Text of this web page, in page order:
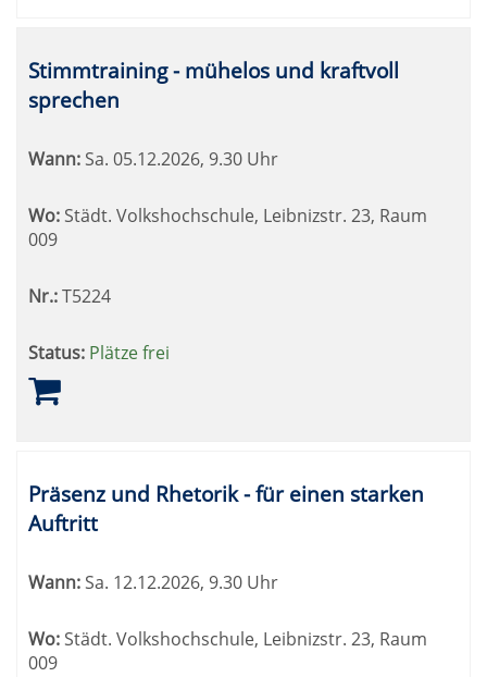
Stimmtraining - mühelos und kraftvoll
sprechen
Wann: Sa. 05.12.2026, 9.30 Uhr
Wo: Städt. Volkshochschule, Leibnizstr. 23, Raum
009
Nr.:T5224
Status: Plätze frei
Präsenz und Rhetorik - für einen starken
Auftritt
Wann:Sa. 12.12.2026, 9.30 Uhr
Wo:Städt. Volkshochschule, Leibnizstr. 23, Raum
009